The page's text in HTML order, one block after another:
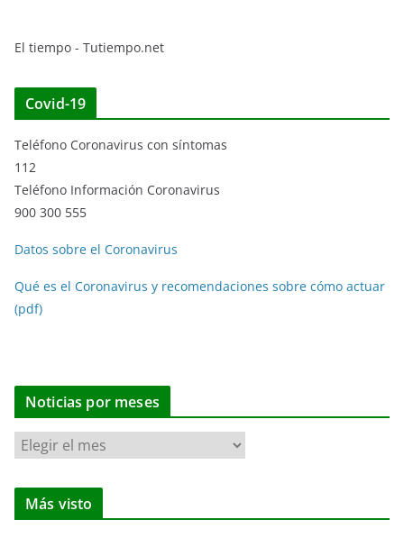
El tiempo - Tutiempo.net
Covid-19
Teléfono Coronavirus con síntomas
112
Teléfono Información Coronavirus
900 300 555
Datos sobre el Coronavirus
Qué es el Coronavirus y recomendaciones sobre cómo actuar
(pdf)
Noticias por meses
N
o
t
Más visto